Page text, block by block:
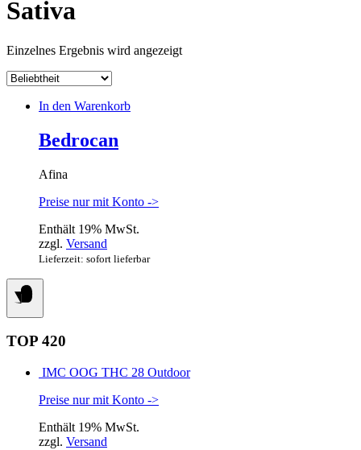
Sativa
Einzelnes Ergebnis wird angezeigt
In den Warenkorb
Bedrocan
Afina
Preise nur mit Konto ->
Enthält 19% MwSt.
zzgl. Versand
Lieferzeit: sofort lieferbar
TOP 420
IMC OOG THC 28 Outdoor
Preise nur mit Konto ->
Enthält 19% MwSt.
zzgl. Versand